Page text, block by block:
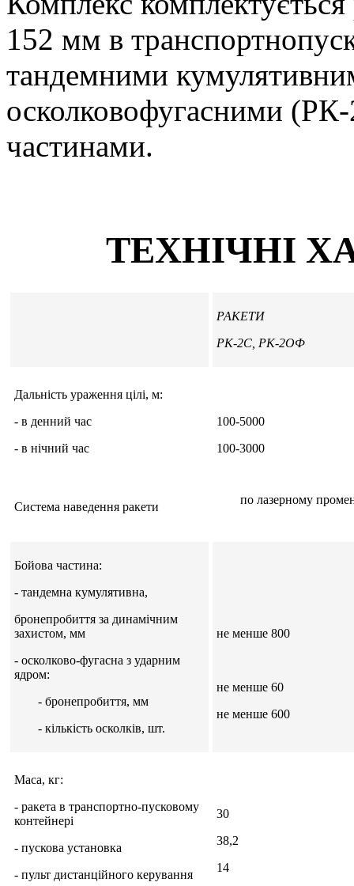
152 мм в
тандемними
осколковофугасними
частинами.
ТЕХНІЧНІ
РАКЕТИ
РК-2С, РК-2ОФ
Дальність ураження цілі, м:
- в денний час
- в нічний час
100-5000
100-3000
Система наведення ракети
по лазерному
Бойова частина:
- тандемна кумулятивна,
бронепробиття за динамічним
захистом, мм
- осколково-фугасна з ударним
ядром:
- бронепробиття, мм
- кількість осколків, шт.
не менше 800
не менше 60
не менше 600
Маса, кг:
- ракета в транспортно-пусковому
контейнері
- пускова установка
- пульт дистанційного керування
30
38,2
14